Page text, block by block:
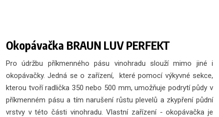
Okopávačka BRAUN LUV PERFEKT
Pro údržbu příkmenného pásu vinohradu slouží mimo jiné i
okopávačky. Jedná se o zařízení, které pomocí výkyvné sekce,
kterou tvoří radlička 350 nebo 500 mm, umožňuje podrytí půdy v
příkmenném pásu a tím narušení růstu plevelů a zkypření půdní
vrstvy v této části vinohradu. Vlastní zařízení - okopávačka je